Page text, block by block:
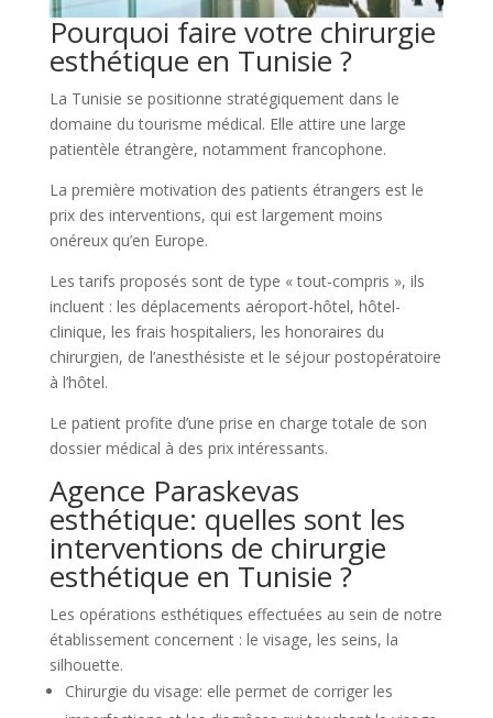
Pourquoi faire votre chirurgie
esthétique en Tunisie ?
La Tunisie se positionne stratégiquement dans le
domaine du tourisme médical. Elle attire une large
patientèle étrangère, notamment francophone.
La première motivation des patients étrangers est le
prix des interventions, qui est largement moins
onéreux qu’en Europe.
Les tarifs proposés sont de type « tout-compris », ils
incluent : les déplacements aéroport-hôtel, hôtel-
clinique, les frais hospitaliers, les honoraires du
chirurgien, de l’anesthésiste et le séjour postopératoire
à l’hôtel.
Le patient profite d’une prise en charge totale de son
dossier médical à des prix intéressants.
Agence Paraskevas
esthétique: quelles sont les
interventions de chirurgie
esthétique en Tunisie ?
Les opérations esthétiques effectuées au sein de notre
établissement concernent : le visage, les seins, la
silhouette.
Chirurgie du visage: elle permet de corriger les